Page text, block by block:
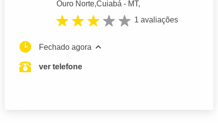
Ouro Norte,Cuiabá - MT,
1 avaliações
Fechado agora
ver telefone